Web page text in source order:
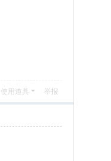
使用道具 举报